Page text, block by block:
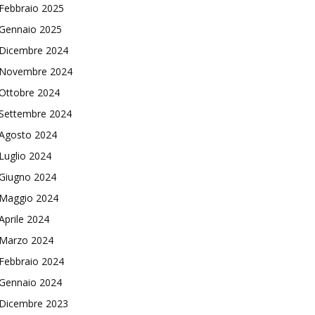
2025
2025
2024
2024
2024
2024
2024
2024
2024
2024
2024
2024
2024
2024
2023